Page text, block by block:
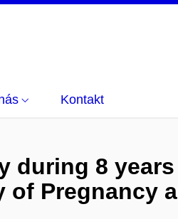
Kontakt
during 8
Pregnancy